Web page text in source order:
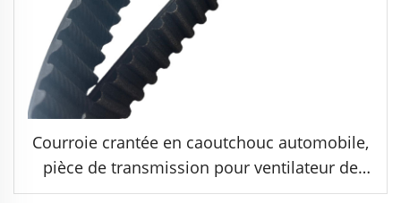
Courroie crantée en caoutchouc automobile,
pièce de transmission pour ventilateur de
convoyeur, courroie dentée